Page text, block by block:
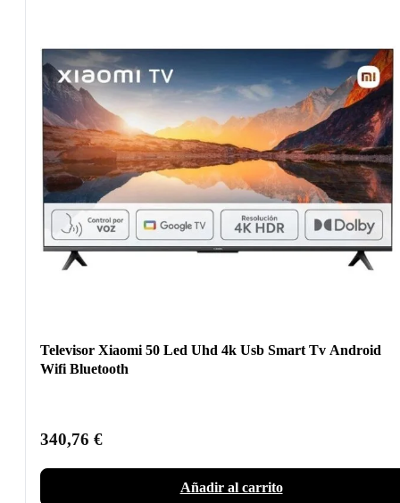
Televisor Xiaomi 50 Led Uhd 4k Usb Smart Tv Android
Wifi Bluetooth
340,76 €
Añadir al carrito